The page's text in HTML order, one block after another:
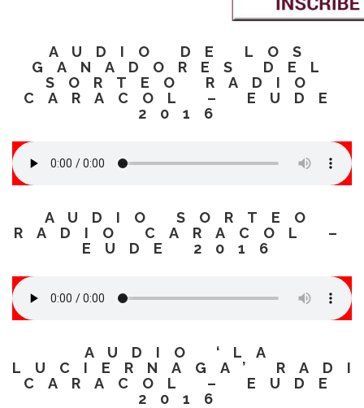
AUDIO DE LOS
GANADORES DEL
SORTEO RADIO
CARACOL – EUDE
2016
AUDIO SORTEO
RADIO CARACOL –
EUDE 2016
AUDIO ‘LA
LUCIERNAGA’
CARACOL – EUDE
2016